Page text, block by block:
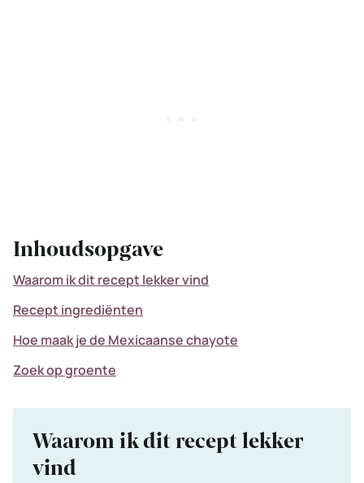
Inhoudsopgave
Waarom ik dit recept lekker vind
Recept ingrediënten
Hoe maak je de Mexicaanse chayote
Zoek op groente
Waarom ik dit recept lekker
vind